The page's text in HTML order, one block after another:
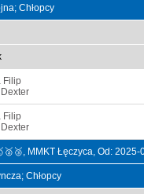
Chłopcy
Filip
Filip
MMKT Łęczyca, Od:
Chłopcy